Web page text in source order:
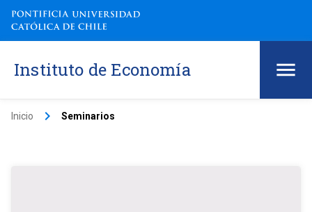
Instituto de Economía
Inicio keyboard_arrow_right Seminarios